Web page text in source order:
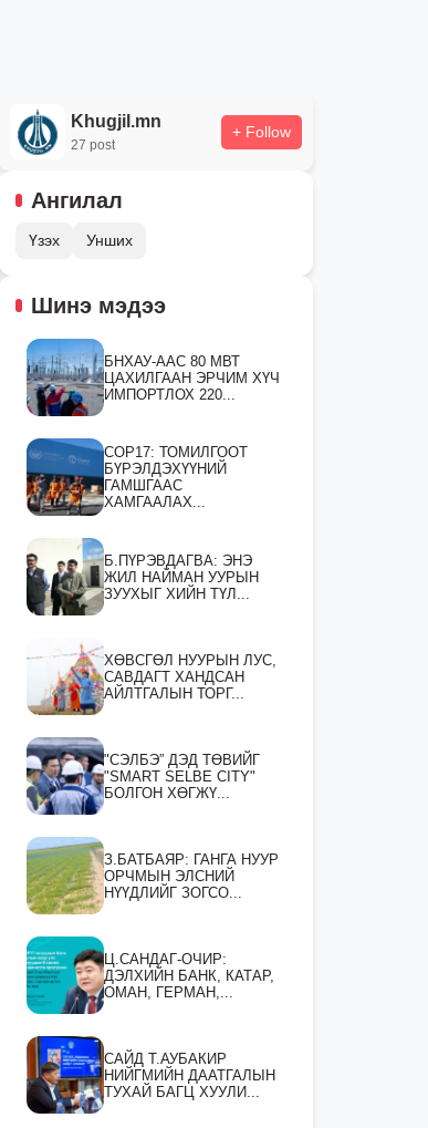
Khugjil.mn
27 post
+ Follow
Ангилал
Үзэх Унших
Шинэ мэдээ
БНХАУ-ААС 80 МВТ
ЦАХИЛГААН ЭРЧИМ ХҮЧ
ИМПОРТЛОХ 220...
СOP17: ТОМИЛГООТ
БҮРЭЛДЭХҮҮНИЙ
ГАМШГААС
ХАМГААЛАХ...
Б.ПҮРЭВДАГВА: ЭНЭ
ЖИЛ НАЙМАН УУРЫН
ЗУУХЫГ ХИЙН ТҮЛ...
ХӨВСГӨЛ НУУРЫН ЛУС,
САВДАГТ ХАНДСАН
АЙЛТГАЛЫН ТОРГ...
"СЭЛБЭ” ДЭД ТӨВИЙГ
"SMART SELBE CITY"
БОЛГОН ХӨГЖҮ...
З.БАТБАЯР: ГАНГА НУУР
ОРЧМЫН ЭЛСНИЙ
НҮҮДЛИЙГ ЗОГСО...
Ц.САНДАГ-ОЧИР:
ДЭЛХИЙН БАНК, КАТАР,
ОМАН, ГЕРМАН,...
САЙД Т.АУБАКИР
НИЙГМИЙН ДААТГАЛЫН
ТУХАЙ БАГЦ ХУУЛИ...